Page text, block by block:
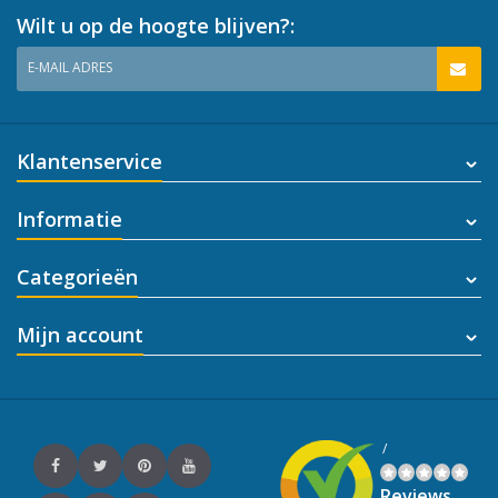
Wilt u op de hoogte blijven?:
E-MAIL ADRES
Klantenservice
Informatie
Categorieën
Mijn account
/